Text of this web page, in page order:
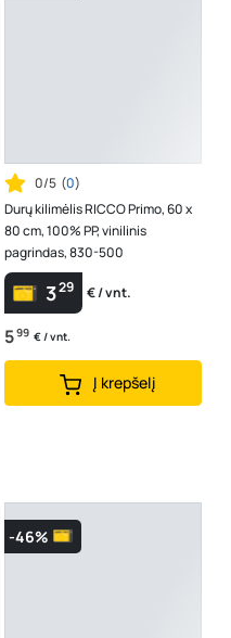
0/5 (0)
Durų kilimėlis RICCO Primo, 60 x
80 cm, 100% PP, vinilinis
pagrindas, 830-500
329 € / vnt.
599 € / vnt.
Į krepšelį
-46%